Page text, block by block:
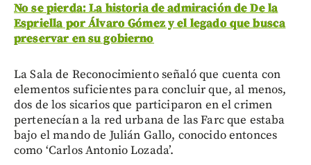
No se pierda: La historia de admiración de De la
Espriella por Álvaro Gómez y el legado que busca
preservar en su gobierno
La Sala de Reconocimiento señaló que cuenta con
elementos suficientes para concluir que, al menos,
dos de los sicarios que participaron en el crimen
pertenecían a la red urbana de las Farc que estaba
bajo el mando de Julián Gallo, conocido entonces
como ‘Carlos Antonio Lozada’.